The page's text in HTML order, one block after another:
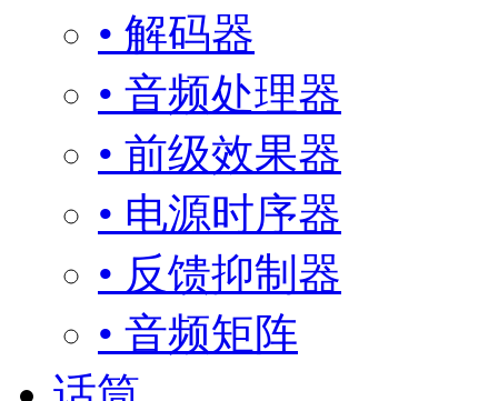
• 解码器
• 音频处理器
• 前级效果器
• 电源时序器
• 反馈抑制器
• 音频矩阵